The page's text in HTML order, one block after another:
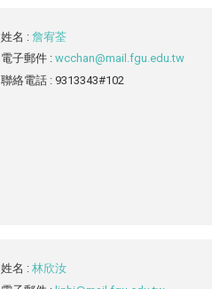
姓名 : 詹宥荃
電子郵件 : wcchan@mail.fgu.edu.tw
聯絡電話 : 9313343#102
姓名 : 林欣汝